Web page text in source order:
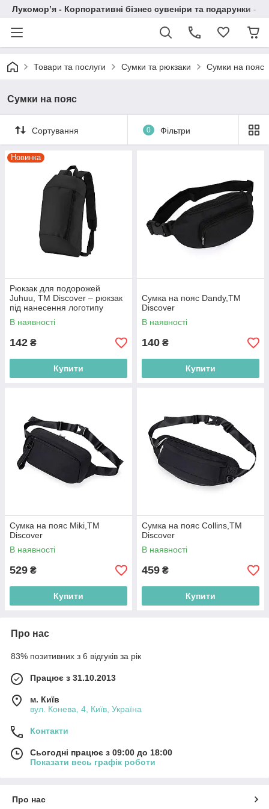
Лукомор’я - Корпоративні бізнес сувеніри та подарунки -
Товари та послуги Сумки та рюкзаки Сумки на пояс
Сумки на пояс
Сортування 0 Фільтри
Новинка
Рюкзак для подорожей
Juhuu, TM Discover – рюкзак
під нанесення логотипу
оптом
В наявності
142 ₴
Купити
Сумка на пояс Dandy,TM
Discover
В наявності
140 ₴
Купити
Сумка на пояс Miki,TM
Discover
В наявності
529 ₴
Купити
Сумка на пояс Collins,TM
Discover
В наявності
459 ₴
Купити
Про нас
83% позитивних з 6 відгуків за рік
Працює з 31.10.2013
м. Київ
вул. Конева, 4, Київ, Україна
Контакти
Сьогодні працює з 09:00 до 18:00
Показати весь графік роботи
Про нас